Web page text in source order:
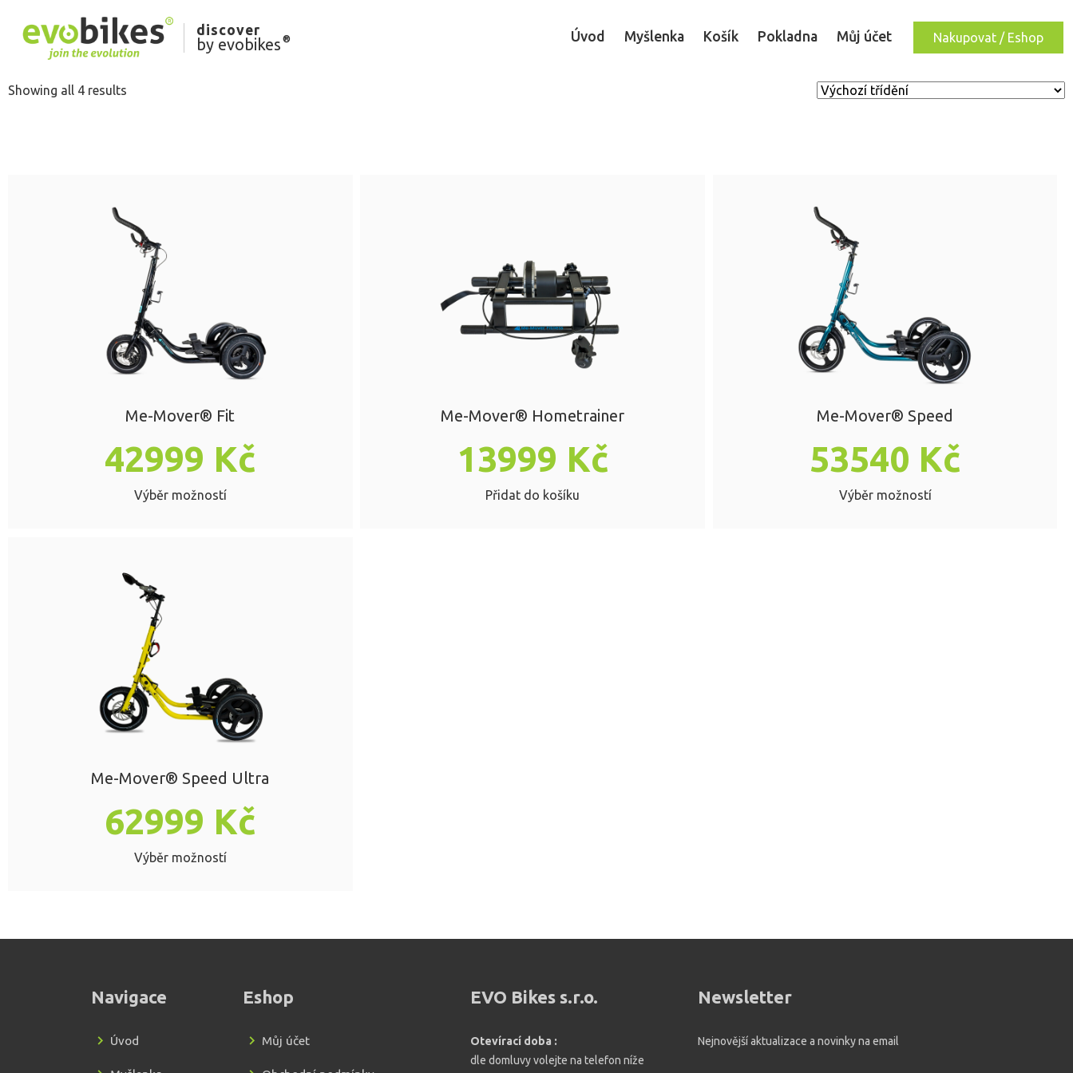
discover
by evobikes ® Úvod Myšlenka Košík Pokladna Můj účet Nakupovat / Eshop
„Me-Mover® Hometrainer“ produkt byl přidán do košíku. Zobrazit košík
Showing all 4 results
Me-Mover® Fit
42999 Kč
Výběr možností
Me-Mover® Hometrainer
13999 Kč
Přidat do košíku
Me-Mover® Speed
53540 Kč
Výběr možností
Me-Mover® Speed Ultra
62999 Kč
Výběr možností
Navigace
Úvod
Eshop
Můj účet
EVO Bikes s.r.o.
Otevírací doba :
dle domluvy volejte na telefon níže
Newsletter
Nejnovější aktualizace a novinky na email